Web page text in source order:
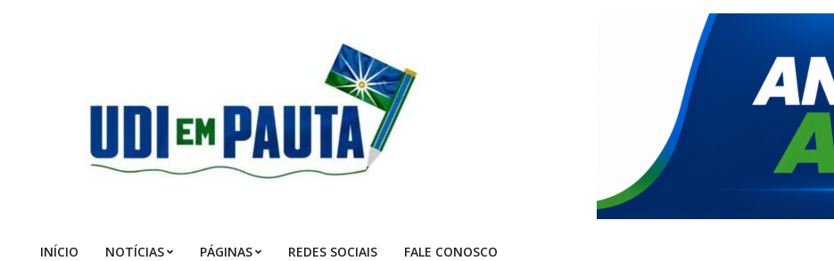
INÍCIO NOTÍCIAS PÁGINAS REDES SOCIAIS FALE CONOSCO